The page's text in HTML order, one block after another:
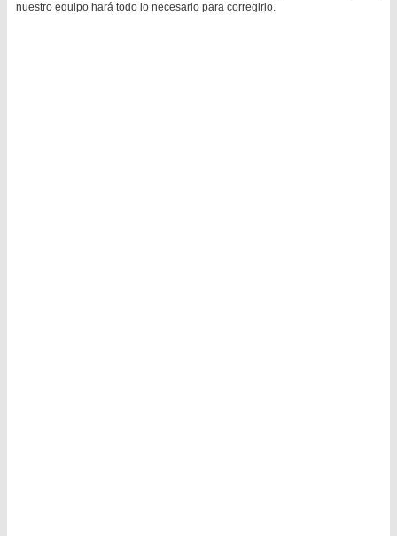
nuestro equipo hará todo lo necesario para corregirlo.